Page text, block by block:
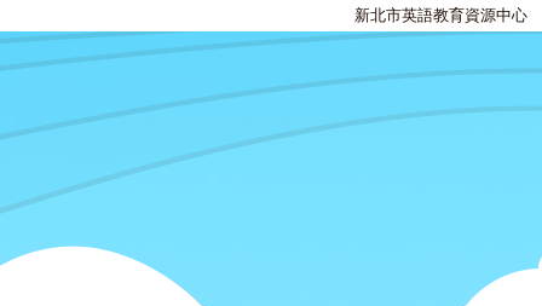
新北市英語教育資源中心